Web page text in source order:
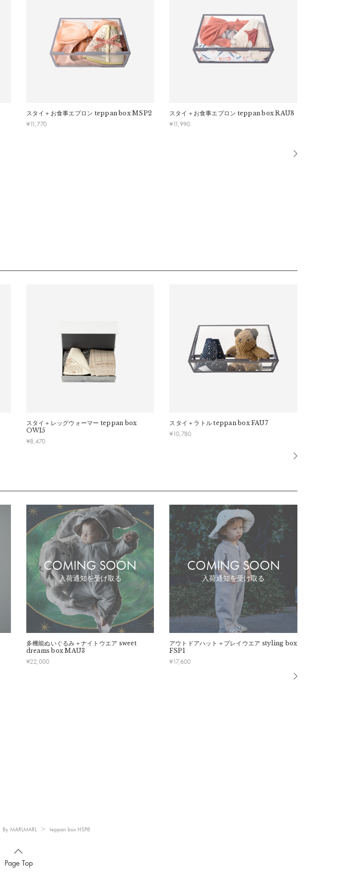
スタイ＋お食事エプロン teppan box MSP2
¥11,770
スタイ＋お食事エプロン teppan box RAU8
¥11,990
スタイ＋レッグウォーマー teppan box
OWI5
¥8,470
スタイ＋ラトル teppan box FAU7
¥10,780
COMING SOON
入荷通知を受け取る
多機能ぬいぐるみ＋ナイトウエア sweet
dreams box MAU3
¥22,000
COMING SOON
入荷通知を受け取る
アウトドアハット＋プレイウエア styling box
FSP1
¥17,600
By MARLMARL teppan box HSP8
Page Top